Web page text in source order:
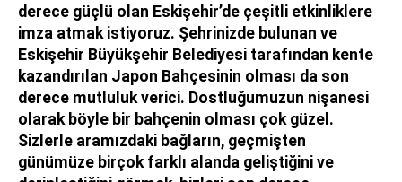
derece güçlü olan Eskişehir’de çeşitli etkinliklere
imza atmak istiyoruz. Şehrinizde bulunan ve
Eskişehir Büyükşehir Belediyesi tarafından kente
kazandırılan Japon Bahçesinin olması da son
derece mutluluk verici. Dostluğumuzun nişanesi
olarak böyle bir bahçenin olması çok güzel.
Sizlerle aramızdaki bağların, geçmişten
günümüze birçok farklı alanda geliştiğini ve